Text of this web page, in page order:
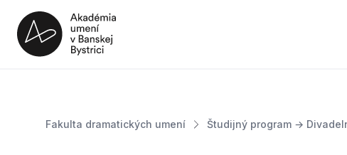
Preskočiť na hlavný obsah
Art.aku.sk
Fakulta dramatických umení Študijný program →